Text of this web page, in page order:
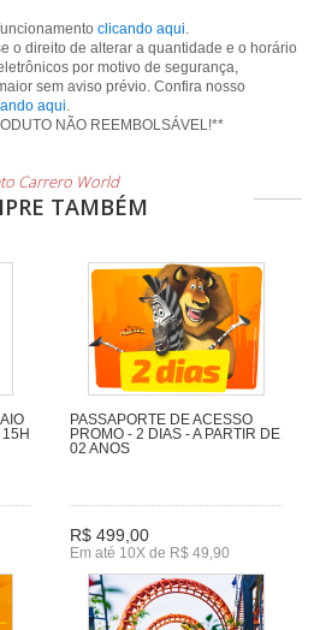
clicando aqui.
o direito de alterar a quantidade e o horário
por motivo de segurança,
sem aviso prévio. Confira nosso
aqui.
NÃO REEMBOLSÁVEL!**
Carrero World
TAMBÉM
PASSAPORTE DE ACESSO
PROMO - 2 DIAS - A PARTIR DE
02 ANOS
R$ 499,00
Em até 10X de R$ 49,90